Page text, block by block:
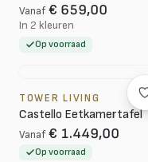
Vanaf € 659,00
In 2 kleuren
Op voorraad
TOWER LIVING
Castello Eetkamertafel
Vanaf € 1.449,00
Op voorraad